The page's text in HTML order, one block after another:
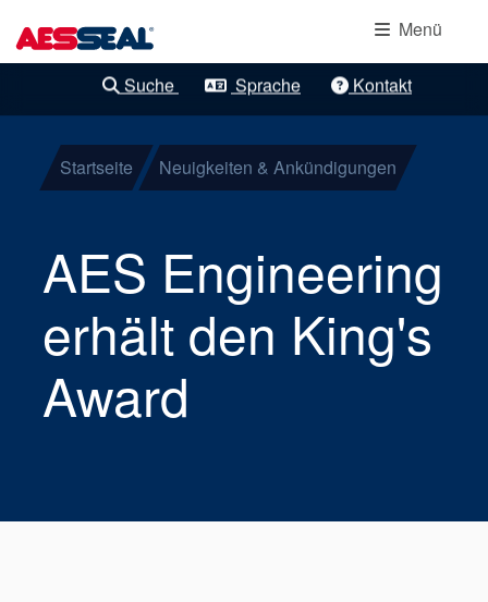
Menü
Mechanische
Patronendichtungen
Gasdichtungen
Versorgungssysteme
Suche Sprache Kontakt
Startseite Neuigkeiten & Ankündigungen
AES Engineering
erhält den King's
Award
Klare Verfeinerungen